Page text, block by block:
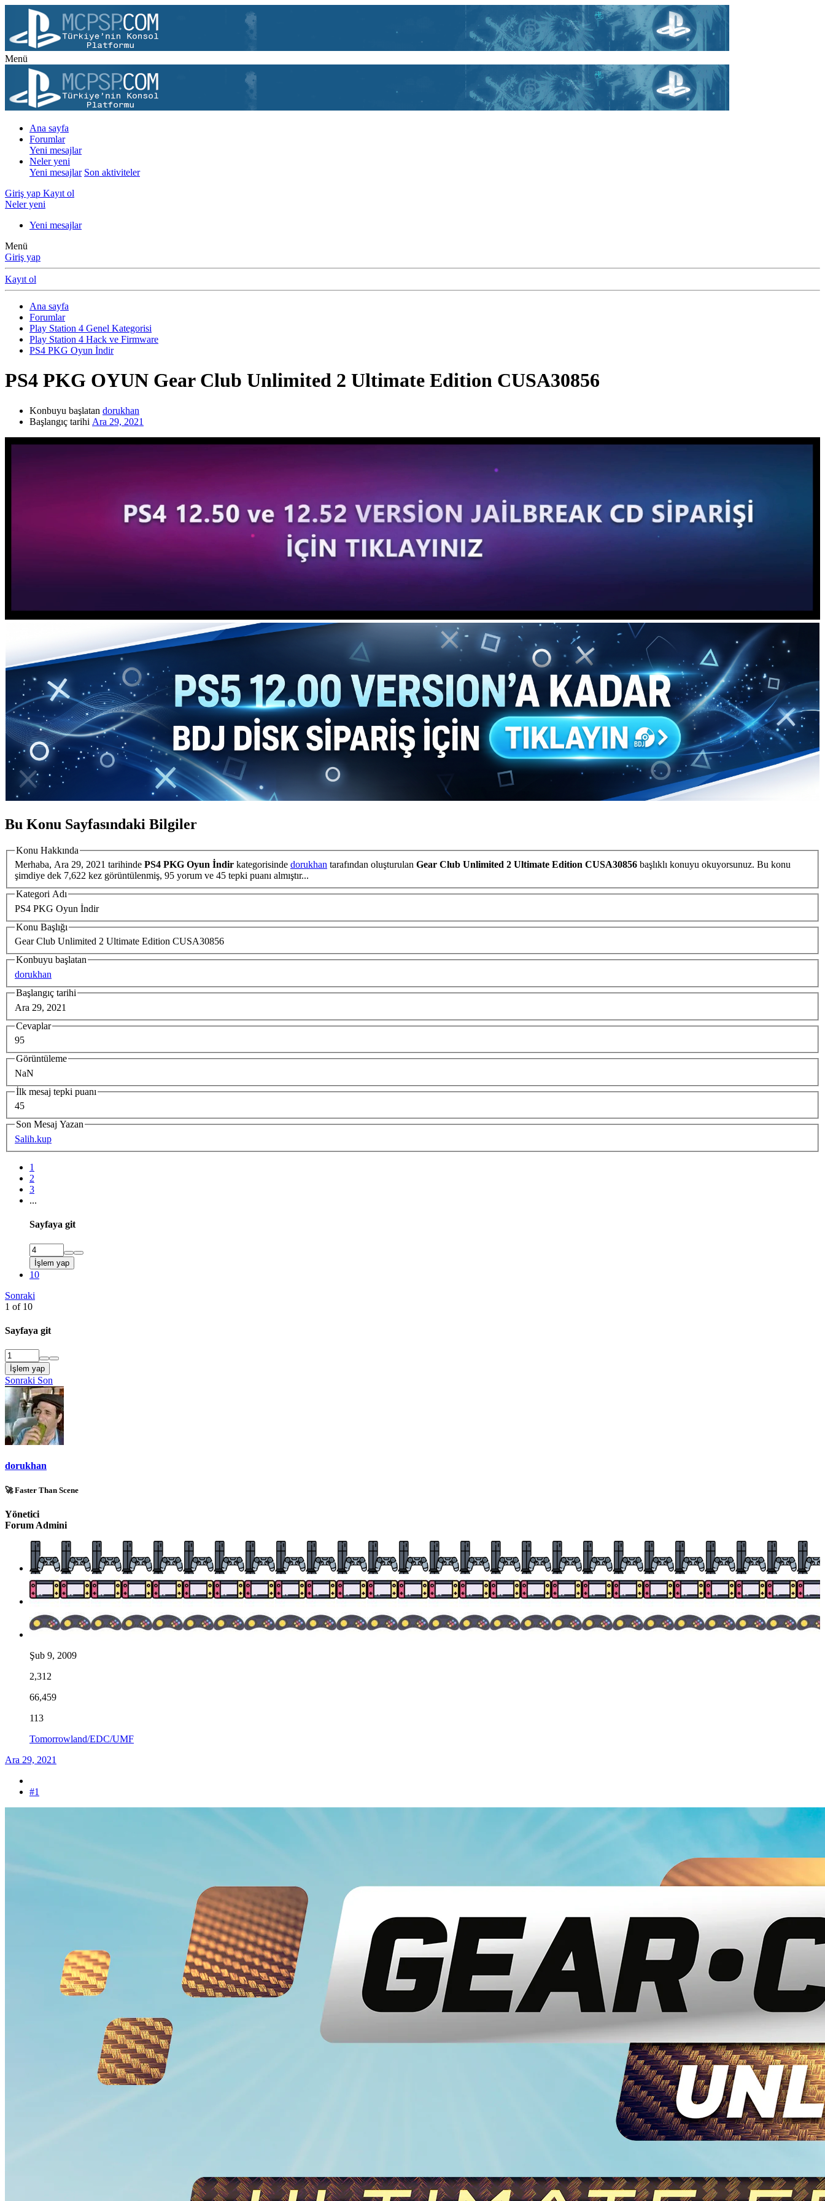
Menü
Ana sayfa
Forumlar
Yeni mesajlar
Neler yeni
Yeni mesajlar Son aktiviteler
Giriş yap Kayıt ol
Neler yeni
Yeni mesajlar
Menü
Giriş yap
Kayıt ol
Ana sayfa
Forumlar
Play Station 4 Genel Kategorisi
Play Station 4 Hack ve Firmware
PS4 PKG Oyun İndir
PS4 PKG OYUN Gear Club Unlimited 2 Ultimate Edition CUSA30856
Konbuyu başlatan dorukhan
Başlangıç tarihi Ara 29, 2021
Bu Konu Sayfasındaki Bilgiler
Konu Hakkında
Merhaba, Ara 29, 2021 tarihinde PS4 PKG Oyun İndir kategorisinde dorukhan tarafından oluşturulan Gear Club Unlimited 2 Ultimate Edition CUSA30856 başlıklı konuyu okuyorsunuz. Bu konu
şimdiye dek 7,622 kez görüntülenmiş, 95 yorum ve 45 tepki puanı almıştır...
Kategori Adı
PS4 PKG Oyun İndir
Konu Başlığı
Gear Club Unlimited 2 Ultimate Edition CUSA30856
Konbuyu başlatan
dorukhan
Başlangıç tarihi
Ara 29, 2021
Cevaplar
95
Görüntüleme
NaN
İlk mesaj tepki puanı
45
Son Mesaj Yazan
Salih.kup
1
2
3
...
Sayfaya git
İşlem yap
10
Sonraki
1 of 10
Sayfaya git
İşlem yap
Sonraki Son
dorukhan
🚀 Faster Than Scene
Yönetici
Forum Admini
Şub 9, 2009
2,312
66,459
113
Tomorrowland/EDC/UMF
Ara 29, 2021
#1